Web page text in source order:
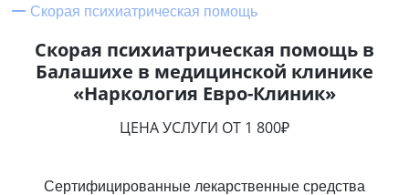
Скорая психиатрическая помощь
Скорая психиатрическая помощь в
Балашихе в медицинской клинике
«Наркология Евро-Клиник»
ЦЕНА УСЛУГИ ОТ 1 800₽
Сертифицированные лекарственные средства